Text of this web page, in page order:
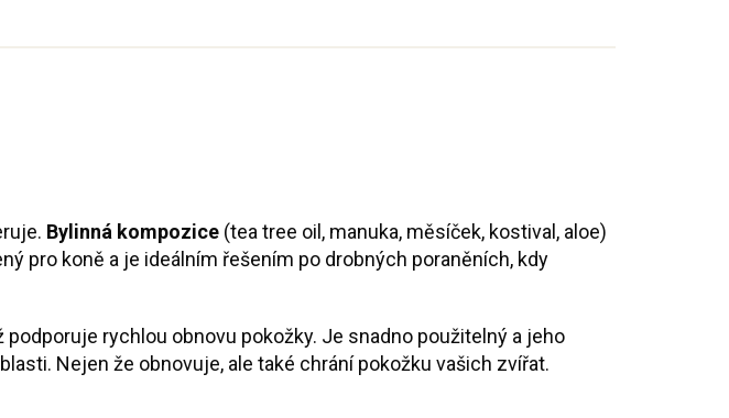
Bylinná kompozice (tea tree oil, manuka, měsíček, kostival, aloe)
pro koně a je ideálním řešením po drobných poraněních, kdy
rychlou obnovu pokožky. Je snadno použitelný a jeho
Nejen že obnovuje, ale také chrání pokožku vašich zvířat.